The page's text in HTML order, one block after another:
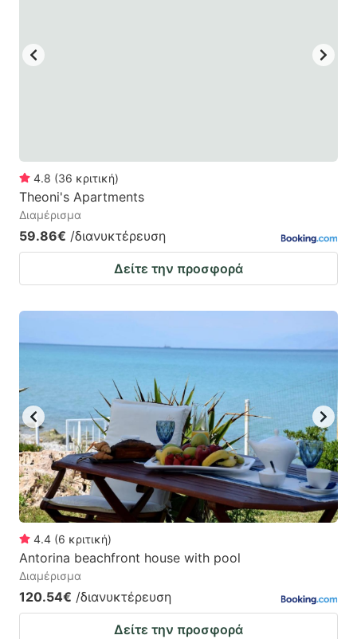
for
changing
dates.
4.8 (36 κριτική)
Theoni's Apartments
Διαμέρισμα
59.86€ /διανυκτέρευση
Δείτε την προσφορά
4.4 (6 κριτική)
Antorina beachfront house with pool
Διαμέρισμα
120.54€ /διανυκτέρευση
Δείτε την προσφορά